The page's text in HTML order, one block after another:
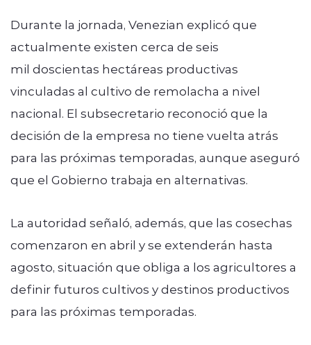
Durante la jornada, Venezian explicó que
actualmente existen cerca de seis
mil doscientas hectáreas productivas
vinculadas al cultivo de remolacha a nivel
nacional. El subsecretario reconoció que la
decisión de la empresa no tiene vuelta atrás
para las próximas temporadas, aunque aseguró
que el Gobierno trabaja en alternativas.
La autoridad señaló, además, que las cosechas
comenzaron en abril y se extenderán hasta
agosto, situación que obliga a los agricultores a
definir futuros cultivos y destinos productivos
para las próximas temporadas.